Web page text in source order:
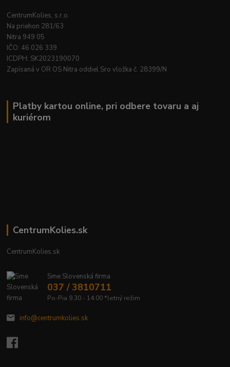
CentrumKolies, s.r.o.
Na priehon 281/63
Nitra 949 05
IČO: 46 026 339
ICDPH: SK2023190070
Zapísaná v OR OS Nitra oddiel Sro vložka č. 28399/N
Platby kartou online, pri odbere tovaru a aj
kuriérom
CentrumKolies.sk
CentrumKolies.sk
Sme Slovenská firma
037 / 3810711
Po-Pia 9.30 - 14.00 *letný režim
info@centrumkolies.sk